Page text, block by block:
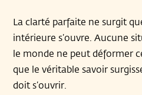
La clarté parfaite ne surgit
intérieure s’ouvre. Aucune
le monde ne peut déformer
que le véritable savoir
doit s’ouvrir.